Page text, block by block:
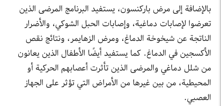
بالإضافة إلى مرض باركنسون، يستفيد البرنامج المرضى الذين
تعرضوا لإصابات دماغية، وإصابات الحبل الشوكي، والأضرار
الناتجة عن شيخوخة الدماغ، ومرض الزهايمر، ونتائج نقص
الأكسجين في الدماغ. كما يستفيد أيضًا الأطفال الذين يعانون
من شلل دماغي والمرضى الذين تأثرت أعصابهم الحركية أو
المحيطية، من بين غيرها من الأمراض التي تؤثر على الجهاز
العصبي.